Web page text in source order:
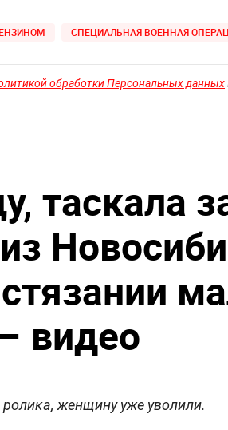
СПЕЦИАЛЬНАЯ ВОЕННАЯ
обработки Персональных данных
таскала
видео
женщину уже уволили.